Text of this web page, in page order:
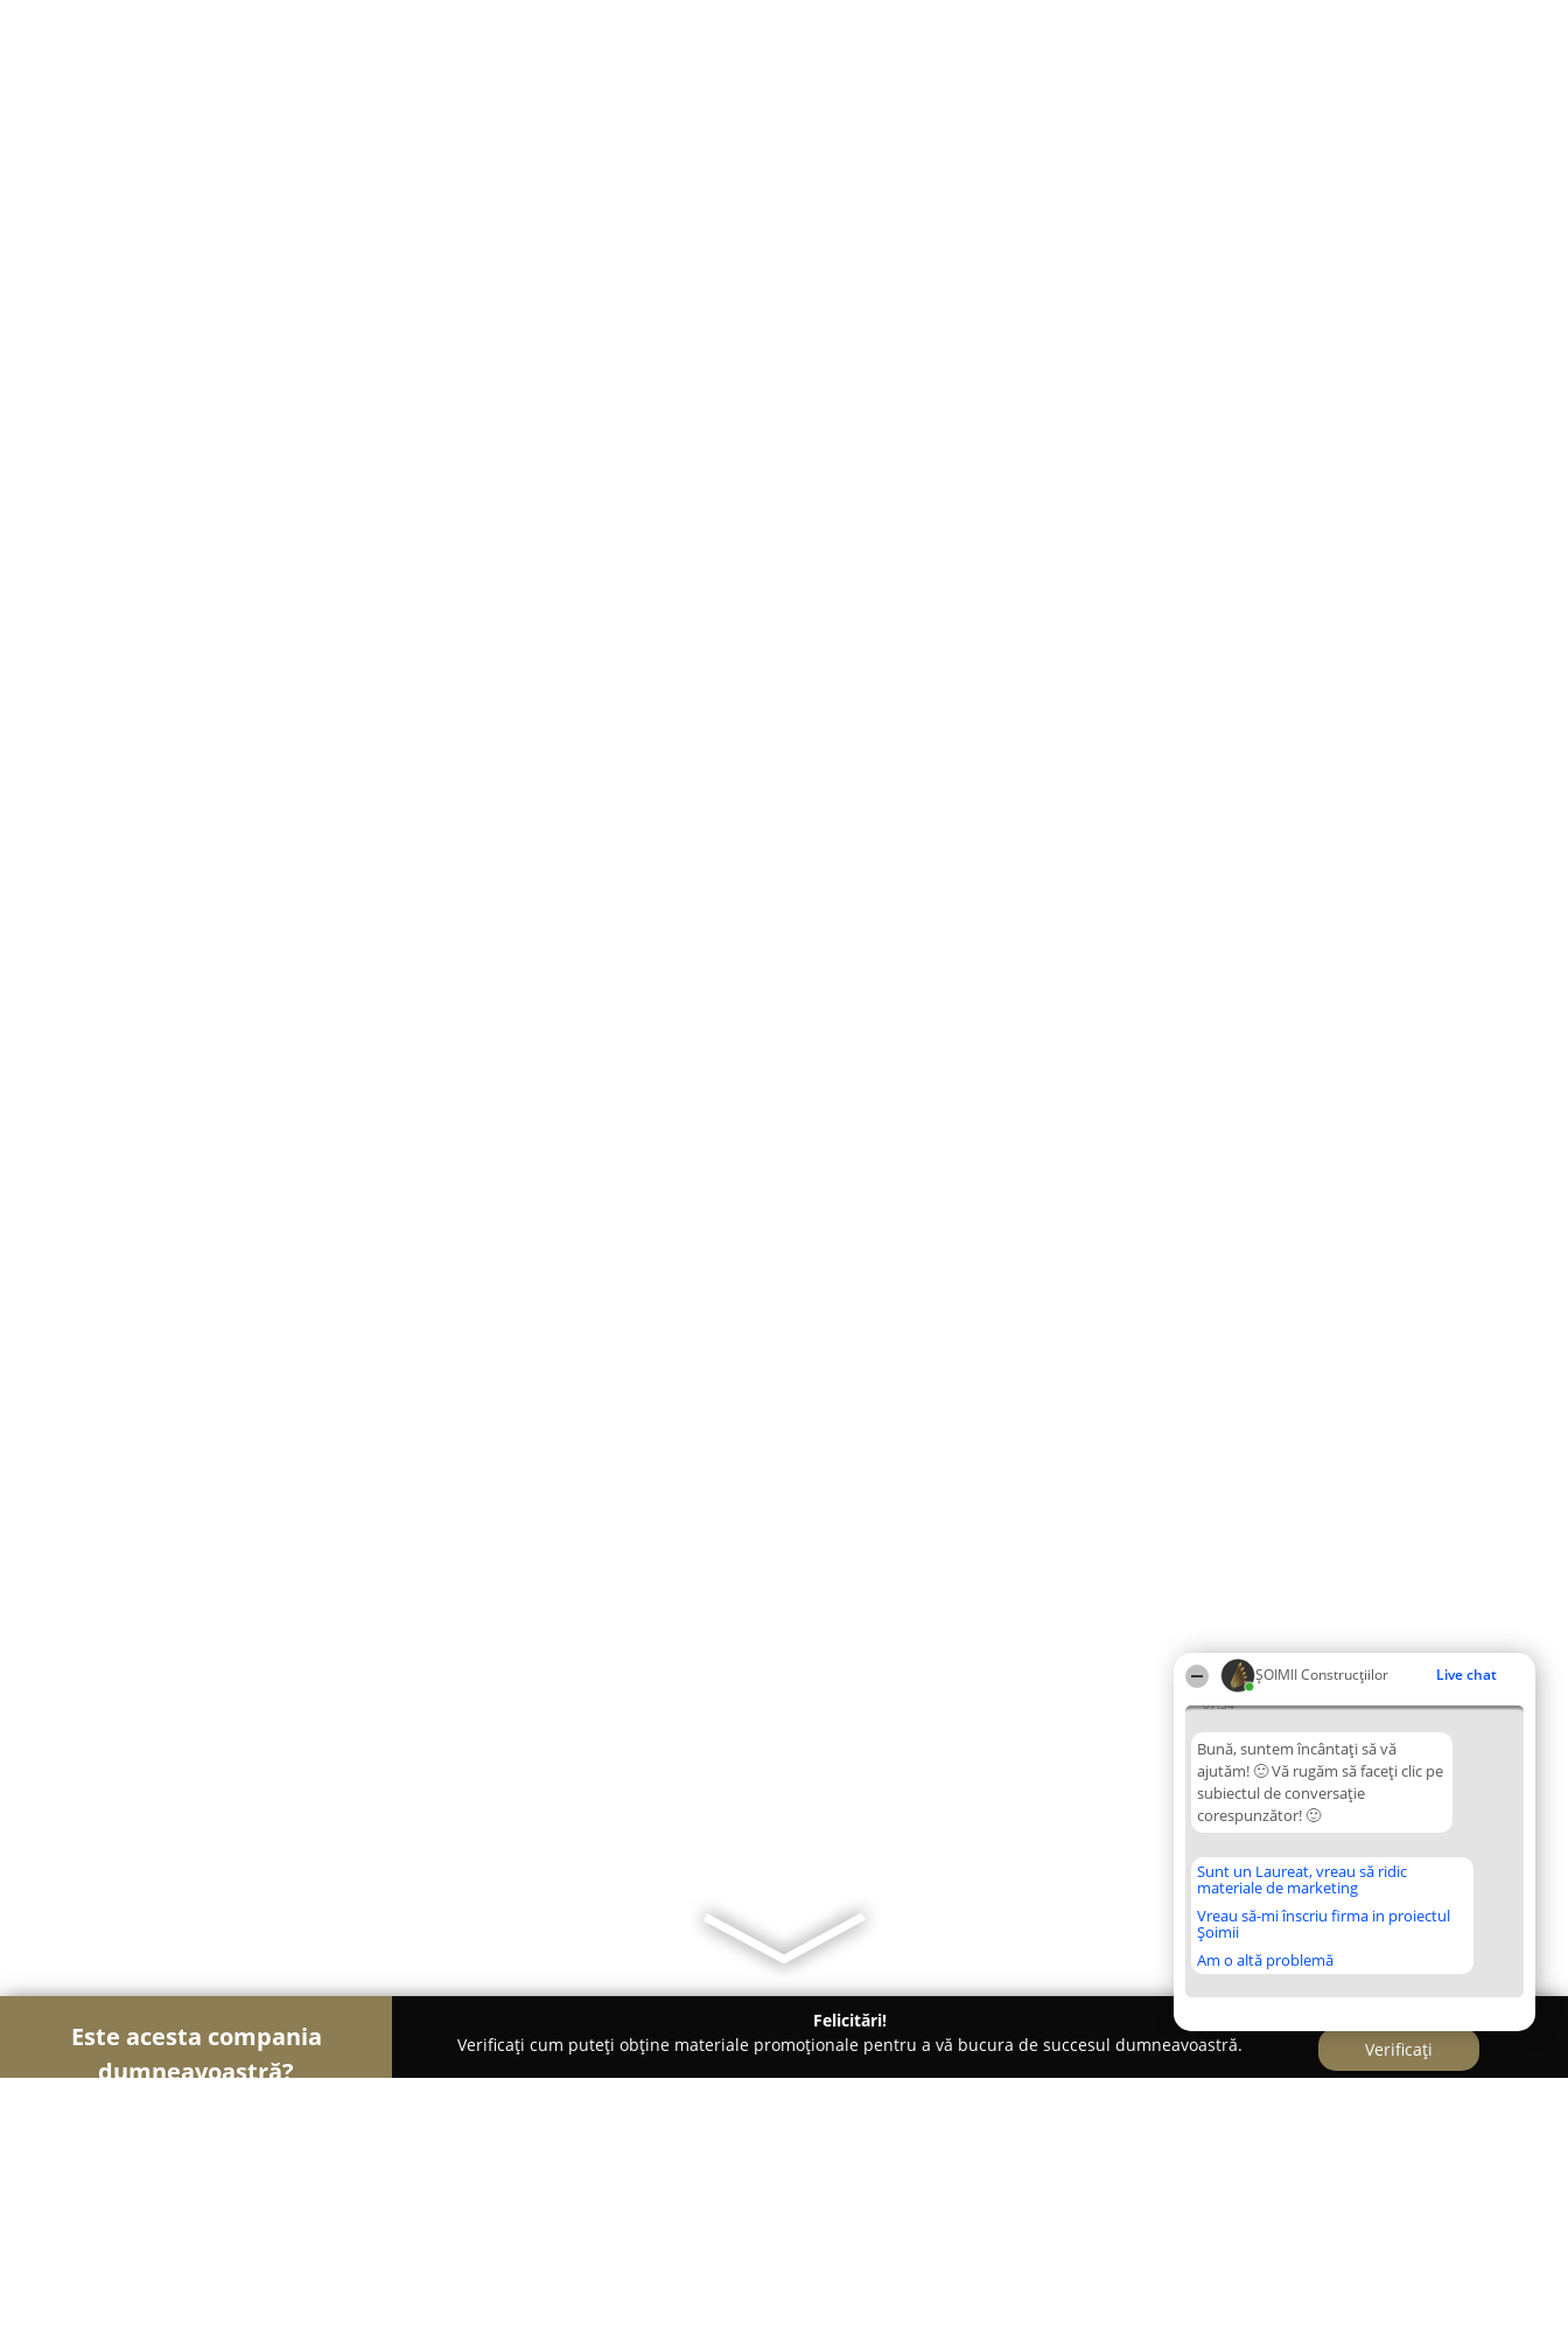
ȘOIMII Construcțiilor Live chat
07:34
Bună, suntem încântați să vă
ajutăm! 🙂 Vă rugăm să faceți clic pe
subiectul de conversație
corespunzător! 🙂
Sunt un Laureat, vreau să ridic
materiale de marketing
Vreau să-mi înscriu firma in proiectul
Șoimii
Am o altă problemă
Este acesta compania
dumneavoastră?
Felicitări!
Verificați cum puteți obține materiale promoționale pentru a vă bucura de succesul dumneavoastră.
Verificați